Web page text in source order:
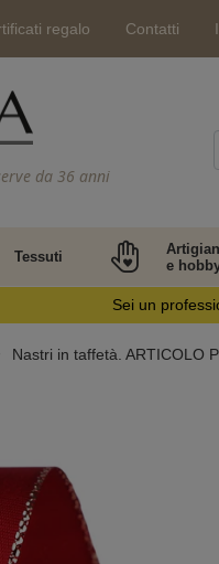
regalo Contatti
da 36 anni
Tessuti
e
Sei un
Nastri in taffetà. ARTICOLO